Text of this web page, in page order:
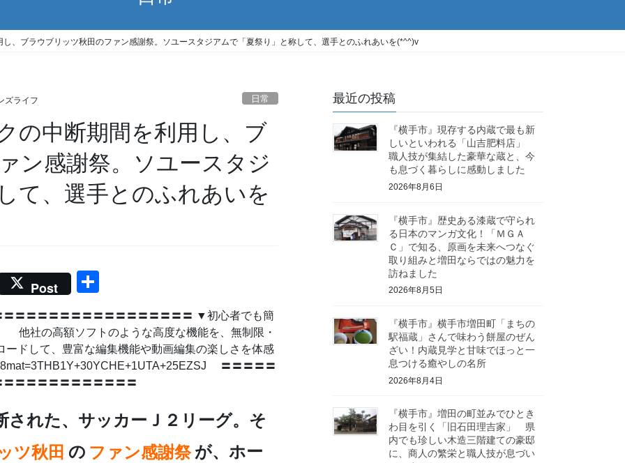
、ブラウブリッツ秋田のファン感謝祭。ソユースタジアムで「夏祭り」と称して、選手とのふれあいを(*^^)v
ズライフ 日常
の中断期間を利用し、ブ
ン感謝祭。ソユースタジ
て、選手とのふれあいを
Post
〓〓〓〓〓〓〓〓〓〓〓〓〓〓〓〓 ▼初心者でも簡
の高額ソフトのような高度な機能を、無制限・
て、豊富な編集機能や動画編集の楽しさを体感
〓〓〓〓〓
〓〓〓〓〓〓〓〓〓〓〓
れた、サッカーＪ２リーグ。そ
ツ秋田 の ファン感謝祭 が、ホー
最近の投稿
『横手市』現存する内蔵で最も新
しいといわれる「山吉肥料店」
職人技が集結した豪華な蔵と、今
も息づく暮らしに感動しました
2026年8月6日
『横手市』歴史ある漆蔵で守られ
る日本のマンガ文化！「ＭＧＡ
Ｃ」で知る、原画を未来へつなぐ
取り組みと増田ならではの魅力を
訪ねました
2026年8月5日
『横手市』横手市増田町「まちの
駅福蔵」さんで味わう餅屋のぜん
ざい！内蔵見学と甘味でほっと一
息つける癒やしの名所
2026年8月4日
『横手市』増田の町並みでひとき
わ目を引く「旧石田理吉家」 県
内でも珍しい木造三階建ての豪邸
に、商人の繁栄と職人技が息づい